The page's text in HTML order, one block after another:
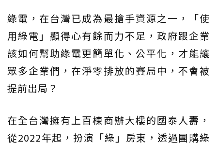
綠電，在台灣已成為最搶手資源之一，「使
用綠電」顯得心有餘而力不足，政府跟企業
該如何幫助綠電更簡單化、公平化，才能讓
眾多企業們，在淨零排放的賽局中，不會被
提前出局？
在全台灣擁有上百棟商辦大樓的國泰人壽，
從2022年起，扮演「綠」房東，透過團購綠